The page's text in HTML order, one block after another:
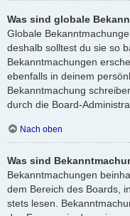
Was sind globale
Globale
deshalb solltest du sie so
Bekanntmachungen
ebenfalls in deinem
Bekanntmachung
durch die Board-
Nach oben
Was sind
Bekanntmachungen
dem Bereich des Boards,
stets lesen.